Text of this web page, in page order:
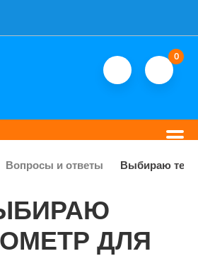
0
Вопросы и ответы Выбираю
ДЛЯ